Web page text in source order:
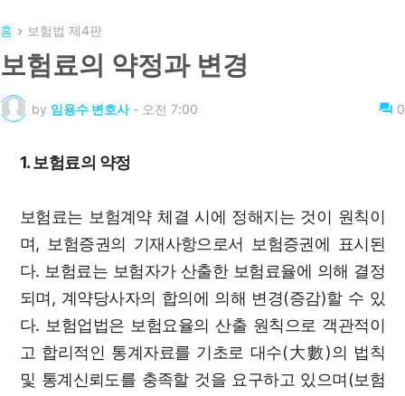
홈 보험법 제4판
보험료의 약정과 변경
by 임용수 변호사 - 오전 7:00 0
1. 보험료의 약정
보험료는 보험계약 체결 시에 정해지는 것이 원칙이
며, 보험증권의 기재사항으로서 보험증권에 표시된
다. 보험료는 보험자가 산출한 보험료율에 의해 결정
되며, 계약당사자의 합의에 의해 변경(증감)할 수 있
다. 보험업법은 보험요율의 산출 원칙으로 객관적이
고 합리적인 통계자료를 기초로 대수(大數)의 법칙
및 통계신뢰도를 충족할 것을 요구하고 있으며(보험